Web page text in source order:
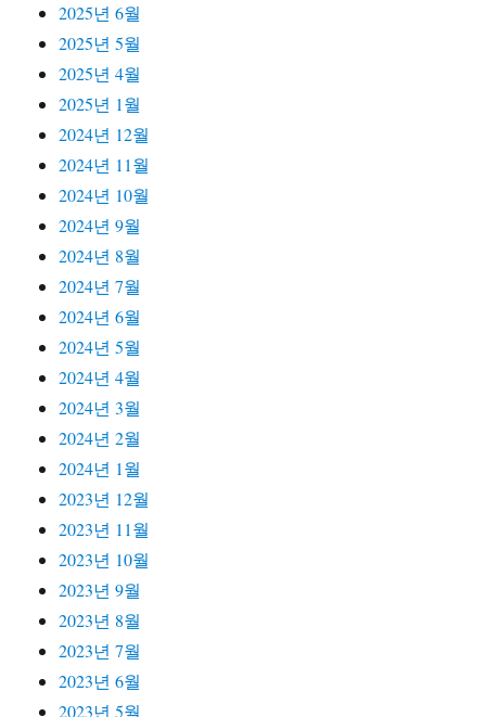
2025년 6월
2025년 5월
2025년 4월
2025년 1월
2024년 12월
2024년 11월
2024년 10월
2024년 9월
2024년 8월
2024년 7월
2024년 6월
2024년 5월
2024년 4월
2024년 3월
2024년 2월
2024년 1월
2023년 12월
2023년 11월
2023년 10월
2023년 9월
2023년 8월
2023년 7월
2023년 6월
2023년 5월